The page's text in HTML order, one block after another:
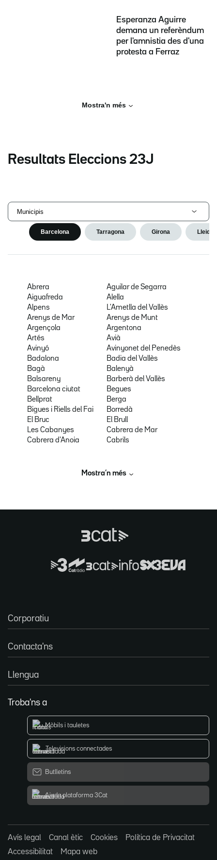
Esperanza Aguirre
demana un referèndum
per l'amnistia des d'una
protesta a Ferraz
Mostra'n més
Resultats Eleccions 23J
Municipis
Barcelona Tarragona Girona Lleida
Abrera
Aguilar de Segarra
Aiguafreda
Alella
Alpens
L'Ametlla del Vallès
Arenys de Mar
Arenys de Munt
Argençola
Argentona
Artés
Avià
Avinyó
Avinyonet del Penedès
Badalona
Badia del Vallès
Bagà
Balenyà
Balsareny
Barberà del Vallès
Barcelona ciutat
Begues
Bellprat
Berga
Bigues i Riells del Fai
Borredà
El Bruc
El Brull
Les Cabanyes
Cabrera de Mar
Cabrera d'Anoia
Cabrils
Mostra’n més
Corporatiu
Contacta'ns
Llengua
Troba'ns a
Mòbils i tauletes
Televisions connectades
Butlletins
Ajuda plataforma 3Cat
Avís legal Canal ètic Cookies
Política de Privacitat
Accessibilitat
Mapa web